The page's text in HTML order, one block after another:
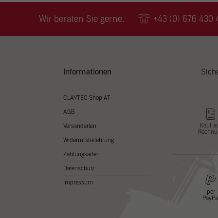
Wir beraten Sie gerne. +43 (0) 676 430
Informationen
CLAYTEC Shop AT
AGB
Versandarten
Widerrufsbelehrung
Zahlungsarten
Datenschutz
Impressum
Kauf
per
PayPal
zu